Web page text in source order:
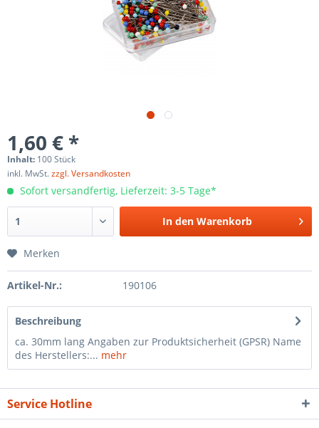
1,60 € *
Inhalt: 100 Stück
inkl. MwSt.zzgl. Versandkosten
Sofort versandfertig, Lieferzeit: 3-5 Tage*
In den Warenkorb
Merken
Artikel-Nr.: 190106
Beschreibung
ca. 30mm lang Angaben zur Produktsicherheit (GPSR) Name
des Herstellers:... mehr
Service Hotline